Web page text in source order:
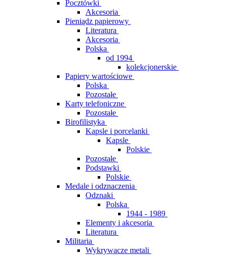
Pocztówki
Akcesoria
Pieniądz papierowy
Literatura
Akcesoria
Polska
od 1994
kolekcjonerskie
Papiery wartościowe
Polska
Pozostałe
Karty telefoniczne
Pozostałe
Birofilistyka
Kapsle i porcelanki
Kapsle
Polskie
Pozostałe
Podstawki
Polskie
Medale i odznaczenia
Odznaki
Polska
1944 - 1989
Elementy i akcesoria
Literatura
Militaria
Wykrywacze metali